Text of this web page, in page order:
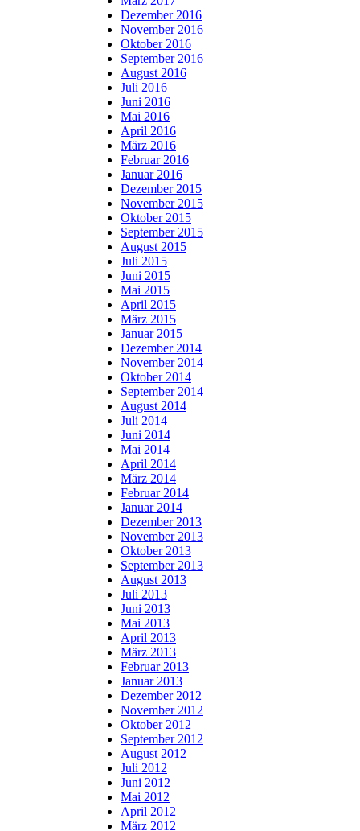
Dezember 2016
November 2016
Oktober 2016
September 2016
August 2016
Juli 2016
Juni 2016
Mai 2016
April 2016
März 2016
Februar 2016
Januar 2016
Dezember 2015
November 2015
Oktober 2015
September 2015
August 2015
Juli 2015
Juni 2015
Mai 2015
April 2015
März 2015
Januar 2015
Dezember 2014
November 2014
Oktober 2014
September 2014
August 2014
Juli 2014
Juni 2014
Mai 2014
April 2014
März 2014
Februar 2014
Januar 2014
Dezember 2013
November 2013
Oktober 2013
September 2013
August 2013
Juli 2013
Juni 2013
Mai 2013
April 2013
März 2013
Februar 2013
Januar 2013
Dezember 2012
November 2012
Oktober 2012
September 2012
August 2012
Juli 2012
Juni 2012
Mai 2012
April 2012
März 2012